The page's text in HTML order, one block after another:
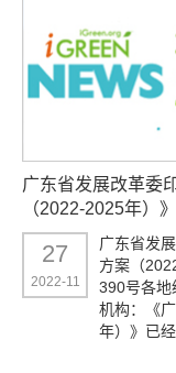
广东省发展改革委
（2022-2025年）》
27
2022-11
广东省发
方案（
390号各地
机构：《
年）》已